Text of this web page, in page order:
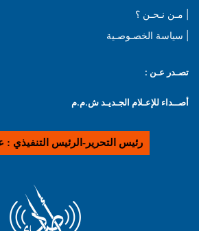
| مـن نـحـن ؟
| سياسة الخصـوصـية
تصـدر عـن :
أصــداء للإعـلام الجـديـد ش.م.م
رئيس التحرير-الرئيس التنفيذي